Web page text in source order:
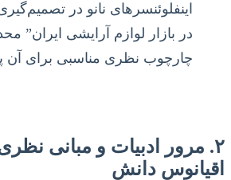
در بازار لوازم آرایشی ایران”
چارچوب نظری مناسبی برای آن
۲. مرور ادبیات و مبانی
اقیانوس دانش